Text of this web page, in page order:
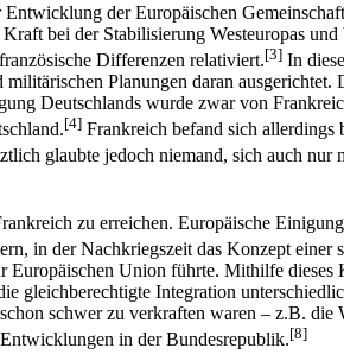
der Europäischen
bei der Stabilisierung Westeuropas
Differenzen relativiert.[3] In
Planungen daran
Deutschlands wurde zwar von
[4] Frankreich befand sich allerdings
glaubte jedoch niemand, sich auch nur
zu erreichen. Europäische
in der Nachkriegszeit das Konzept
Union führte. Mithilfe
gleichberechtigte Integration
schwer zu verkraften waren – z.B.
in der Bundesrepublik.[8]